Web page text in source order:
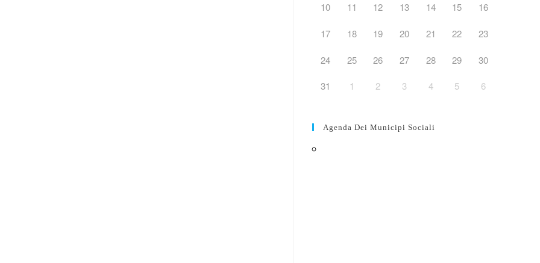
10 11 12 13 14 15 16
17 18 19 20 21 22 23
24 25 26 27 28 29 30
31 1 2 3 4 5 6
Agenda Dei Municipi Sociali